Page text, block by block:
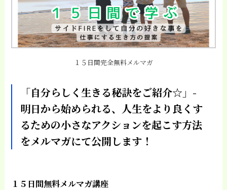
１５日間完全無料メルマガ
「自分らしく生きる秘訣をご紹介☆」-
明日から始められる、人生をより良くす
るための小さなアクションを起こす方法
をメルマガにて公開します！
１５日間無料メルマガ講座